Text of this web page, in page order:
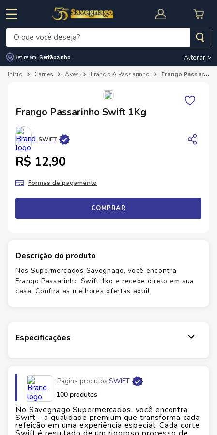
CUPOM DE DESCONTO
O que você deseja?
Retire em: Sertãozinho Alterar >
Carnes Aves Frango A Passarinho Frango Passarinho Swift 1Kg
Frango Passarinho Swift 1Kg
SWIFT
R$ 12,90
Formas de pagamento
COMPRAR
Descrição do produto
Nos Supermercados Savegnago, você encontra
Frango Passarinho Swift 1kg e recebe direto em sua
casa. Confira as melhores ofertas aqui!
Especificações
Página produtos SWIFT
100 produtos
No Savegnago Supermercados, você encontra
Swift - a qualidade premium que transforma cada
refeição em uma experiência especial. Cada corte
Termos mais buscados
3º
cerveja
4º
carne
5º arroz